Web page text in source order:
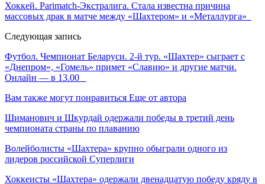
Хоккей. Parimatch-Экстралига. Стала известна причина
массовых драк в матче между «Шахтером» и «Металлурга»
Следующая запись
Футбол. Чемпионат Беларуси. 2-й тур. «Шахтер» сыграет с
«Днепром», «Гомель» примет «Славию» и другие матчи.
Онлайн — в 13.00
Вам также могут понравиться Еще от автора
Шиманович и Шкурдай одержали победы в третий день
чемпионата страны по плаванию
Волейболисты «Шахтера» крупно обыграли одного из
лидеров российской Суперлиги
Хоккеисты «Шахтера» одержали двенадцатую победу кряду в